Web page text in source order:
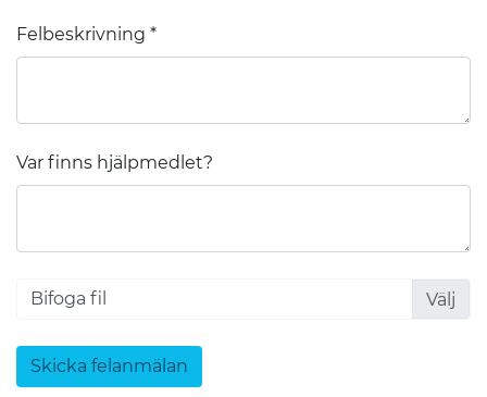
Felbeskrivning
Var finns hjälpmedlet?
Bifoga fil
Skicka felanmälan